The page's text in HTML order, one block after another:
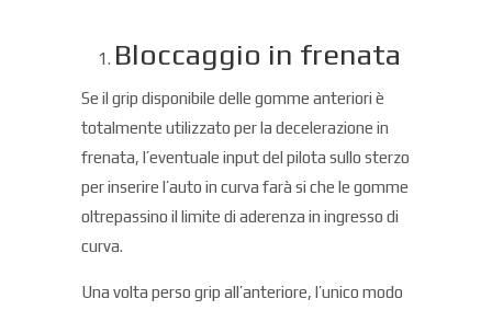
Bloccaggio in frenata
Se il grip disponibile delle gomme anteriori è
totalmente utilizzato per la decelerazione in
frenata, l’eventuale input del pilota sullo sterzo
per inserire l’auto in curva farà si che le gomme
oltrepassino il limite di aderenza in ingresso di
curva.
Una volta perso grip all’anteriore, l’unico modo